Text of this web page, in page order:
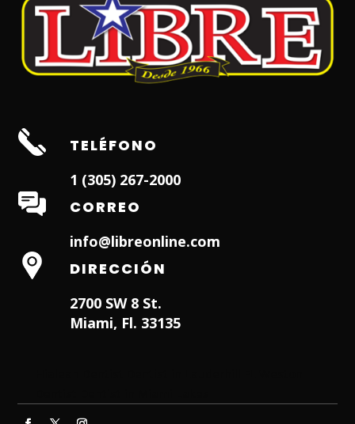
TELÉFONO
1 (305) 267-2000
CORREO
info@libreonline.com
DIRECCIÓN
2700 SW 8 St.
Miami, Fl. 33135